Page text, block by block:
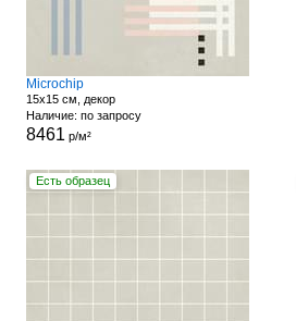
Microchip
15x15 см, декор
Наличие: по запросу
8461 р/м²
Есть образец